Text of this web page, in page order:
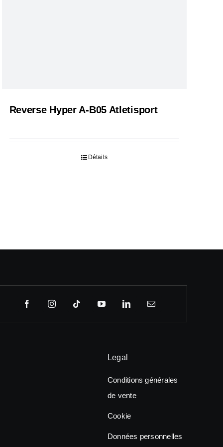
Reverse Hyper A-B05 Atletisport
Détails
Legal
Conditions générales
de vente
Cookie
Données personnelles